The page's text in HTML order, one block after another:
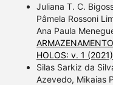
Juliana T. C.
Pâmela Rossoni
Ana Paula
HOLOS: v. 1 (2021)
Silas Sarkiz da
Azevedo, Mikaias